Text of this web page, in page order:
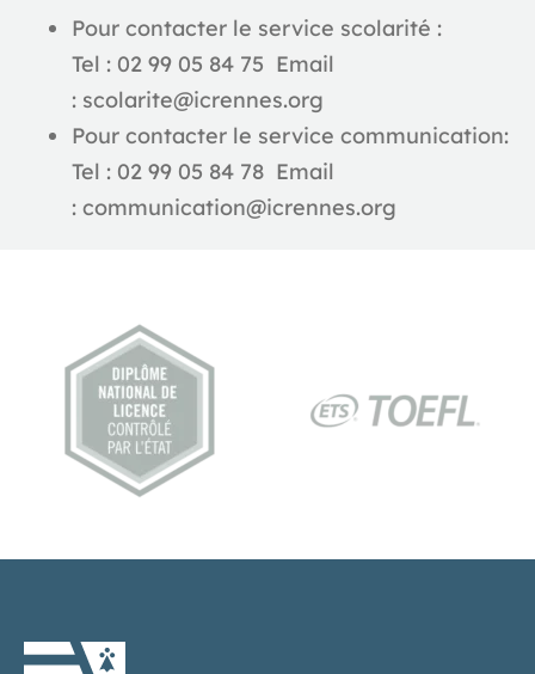
Pour contacter le service scolarité :
Tel : 02 99 05 84 75 Email
: scolarite@icrennes.org
Pour contacter le service communication:
Tel : 02 99 05 84 78 Email
: communication@icrennes.org